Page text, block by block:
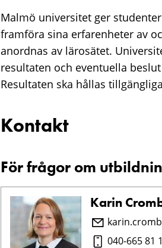
Malmö universitet ger
framföra sina erfarenheter av
anordnas av lärosätet.
resultaten och eventuella
Resultaten ska hållas
Kontakt
För frågor om
Karin
040-665 81